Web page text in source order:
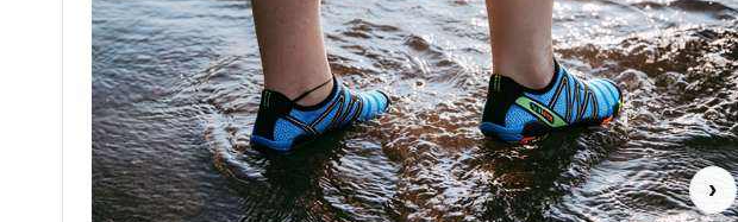
›